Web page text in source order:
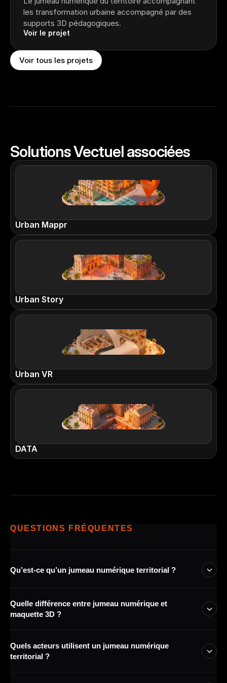
les transformation urbaine accompagné par des
supports 3D pédagogiques.
Voir le projet
Voir tous les projets
Solutions Vectuel associées
Urban Mappr
Urban Story
Urban VR
DATA
QUESTIONS FRÉQUENTES
Qu’est-ce qu’un jumeau numérique territorial ?
enrichie par des données et utilisée pour comprendre,
simuler, partager et décider.
Quelle différence entre jumeau numérique et
maquette 3D ?
jumeau numérique ajoute des données, des usages
métier et des fonctions d’analyse ou de simulation.
Quels acteurs utilisent un jumeau numérique
territorial ?